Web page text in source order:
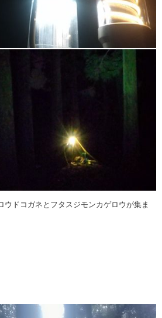
ウドコガネとフタスジモンカゲロウが集ま